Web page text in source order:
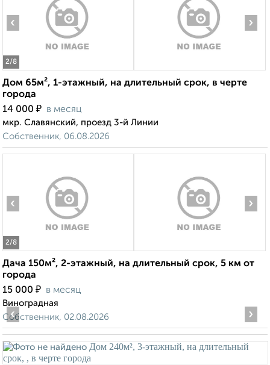
2/8
‹ ›
Дом 65м², 1-этажный, на длительный срок, в черте
города
14 000 ₽ в месяц
мкр. Славянский, проезд 3-й Линии
Собственник, 06.08.2026
2/8
‹ ›
Дача 150м², 2-этажный, на длительный срок, 5 км от
города
15 000 ₽ в месяц
Виноградная
Собственник, 02.08.2026
‹ ›